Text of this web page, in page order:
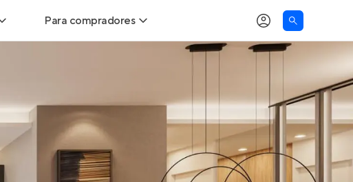
Para compradores
Calcule seu Poder de Compra
Comprar x Alugar
Correção do INCC